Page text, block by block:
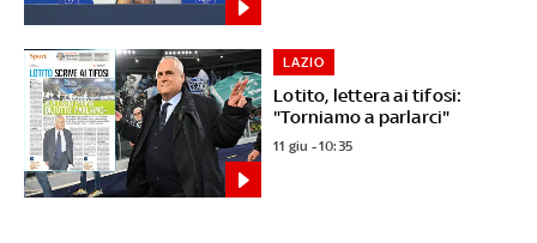
Lotito, lettera ai tifosi:
"Torniamo a parlarci"
LAZIO
11 giu - 10:35